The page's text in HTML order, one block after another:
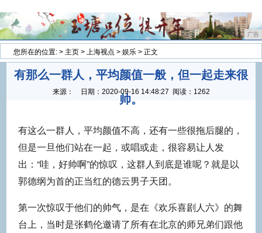
广告
您所在的位置: > 主页 > 上海视点 > 娱乐 > 正文
有那么一群人，平均颜值一般，但一起走来很
帅。
来源： 日期： 2020-09-16 14:48:27 阅读：1262
有这么一群人，平均颜值不高，还有一些很拖后腿的，
但是一旦他们站在一起，或唱或走，很容易让人发
出：“哇，好帅啊”的惊叹，这群人到底是谁呢？就是以
郭德纲为首的正当红的德云男子天团。
第一次惊叹于他们的帅气，是在《欢乐喜剧人六》的舞
台上，当时是张鹤伦邀请了所有在北京的师兄弟们跟他